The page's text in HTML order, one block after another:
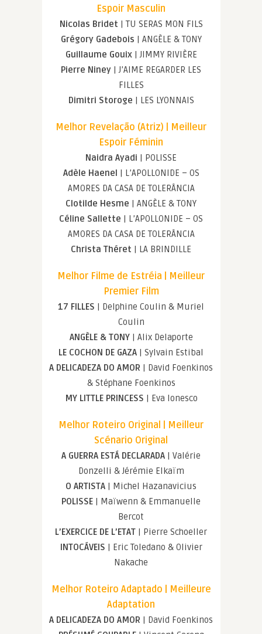
Espoir Masculin
Nicolas Bridet | TU SERAS MON FILS
Grégory Gadebois | ANGÈLE & TONY
Guillaume Gouix| JIMMY RIVIÈRE
Pierre Niney | J’AIME REGARDER LES
FILLES
Dimitri Storoge | LES LYONNAIS
Melhor Revelação (Atriz) | Meilleur
Espoir Féminin
Naidra Ayadi | POLISSE
Adèle Haenel | L’APOLLONIDE – OS
AMORES DA CASA DE TOLERÂNCIA
Clotilde Hesme | ANGÈLE & TONY
Céline Sallette | L’APOLLONIDE – OS
AMORES DA CASA DE TOLERÂNCIA
Christa Théret | LA BRINDILLE
Melhor Filme de Estréia | Meilleur
Premier Film
17 FILLES | Delphine Coulin & Muriel
Coulin
ANGÈLE & TONY| Alix Delaporte
LE COCHON DE GAZA | Sylvain Estibal
A DELICADEZA DO AMOR | David Foenkinos
& Stéphane Foenkinos
MY LITTLE PRINCESS | Eva Ionesco
Melhor Roteiro Original | Meilleur
Scénario Original
A GUERRA ESTÁ DECLARADA | Valérie
Donzelli & Jérémie Elkaïm
O ARTISTA | Michel Hazanavicius
POLISSE | Maïwenn & Emmanuelle
Bercot
L’EXERCICE DE L’ETAT | Pierre Schoeller
INTOCÁVEIS | Eric Toledano & Olivier
Nakache
Melhor Roteiro Adaptado | Meilleure
Adaptation
A DELICADEZA DO AMOR | David Foenkinos